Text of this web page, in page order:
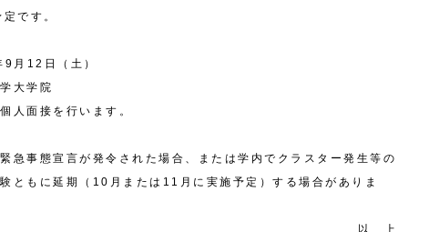
です。
9 月 12 日（土）
大学院
人面接を行います。
急事態宣言が発令された場合、または学内でクラスター発生等の
ともに延期（ 10 月または 11 月に実施予定）する場合がありま
以 上